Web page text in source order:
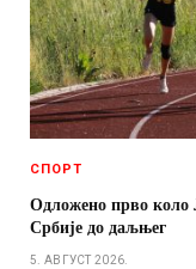
СПОРТ
Одложено прво коло
Србије до даљњег
5. АВГУСТ 2026.